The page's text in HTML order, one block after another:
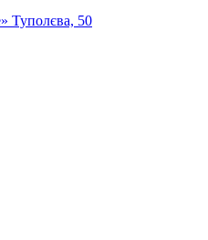
Туполєва, 50